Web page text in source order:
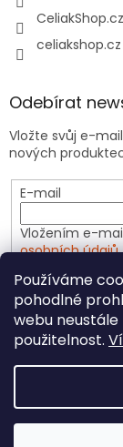
Používáme
pohodlné
webu neustále
použitelnost.
CeliakShop.cz
celiakshop.cz
Odebírat
Vložte svůj e-
nových
E-mail
Vložením e-
osobních údajů
PŘIHLÁSIT SE
Copyright